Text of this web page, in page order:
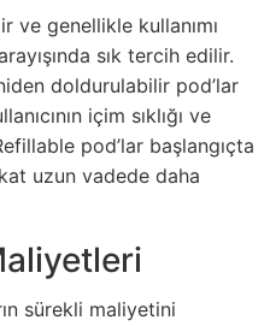
ve genellikle kullanımı
sık tercih edilir.
doldurulabilir pod’lar
içim sıklığı ve
pod’lar başlangıçta
uzun vadede daha
sürekli maliyetini